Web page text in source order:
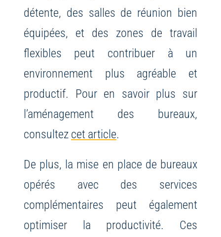
détente, des salles de réunion bien
équipées, et des zones de travail
flexibles peut contribuer à un
environnement plus agréable et
productif. Pour en savoir plus sur
l’aménagement des bureaux,
consultez cet article.
De plus, la mise en place de bureaux
opérés avec des services
complémentaires peut également
optimiser la productivité. Ces